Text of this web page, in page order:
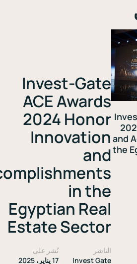
Invest-Gate
ACE Awards
2024 Honor
Innovation
and
Accomplishments
in the
Egyptian Real
Estate Sector
Invest Gate
17 يناير، 2025
نُشر على